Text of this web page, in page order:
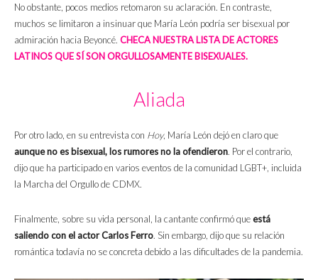
No obstante, pocos medios retomaron su aclaración. En contraste,
muchos se limitaron a insinuar que María León podría ser bisexual por
admiración hacia Beyoncé. CHECA NUESTRA LISTA DE ACTORES
LATINOS QUE SÍ SON ORGULLOSAMENTE BISEXUALES.
Aliada
Por otro lado, en su entrevista con Hoy, María León dejó en claro que
aunque no es bisexual, los rumores no la ofendieron. Por el contrario,
dijo que ha participado en varios eventos de la comunidad LGBT+, incluida
la Marcha del Orgullo de CDMX.
Finalmente, sobre su vida personal, la cantante confirmó queestá
saliendo con el actor Carlos Ferro. Sin embargo, dijo que su relación
romántica todavía no se concreta debido a las dificultades de la pandemia.